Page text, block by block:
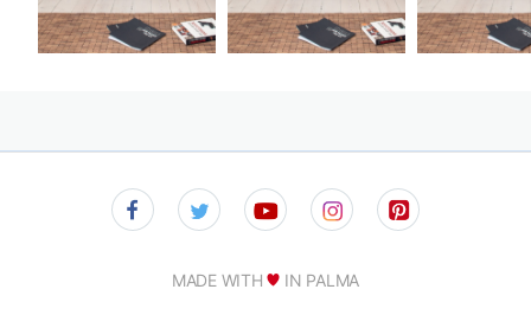
MADE WITH IN PALMA